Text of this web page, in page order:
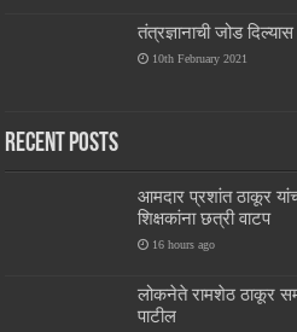
तंत्रज्ञानाची जोड
10th February 2021
Recent Posts
आमदार प्रशांत ठाकूर
शिक्षकांना छत्री वाटप
16 hours ago
लोकनेते रामशेठ ठाकूर
पाटील